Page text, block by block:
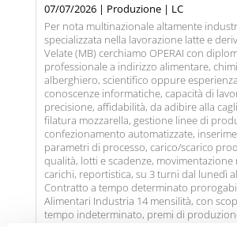
07/07/2026 | Produzione | LC
Per nota multinazionale altamente
specializzata nella lavorazione latte e
Velate (MB) cerchiamo OPERAI con
professionale a indirizzo alimentare,
alberghiero, scientifico oppure
conoscenze informatiche, capacità di
precisione, affidabilità, da adibire alla
filatura mozzarella, gestione linee di
confezionamento automatizzate,
parametri di processo, carico/scarico
qualità, lotti e scadenze, movimentazione
carichi, reportistica, su 3 turni dal lunedì
Contratto a tempo determinato
Alimentari Industria 14 mensilità, con
tempo indeterminato, premi di